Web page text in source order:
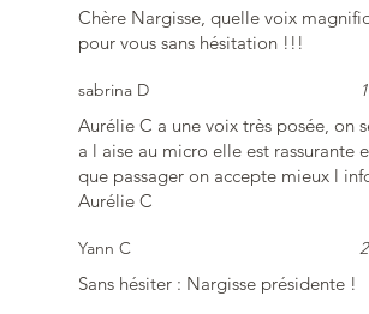
Chère Nargisse, quelle voix
pour vous sans hésitation !!!
sabrina D
Aurélie C a une voix très posée, on
a l aise au micro elle est rassurante
que passager on accepte mieux l
Aurélie C
Yann C
Sans hésiter : Nargisse présidente !